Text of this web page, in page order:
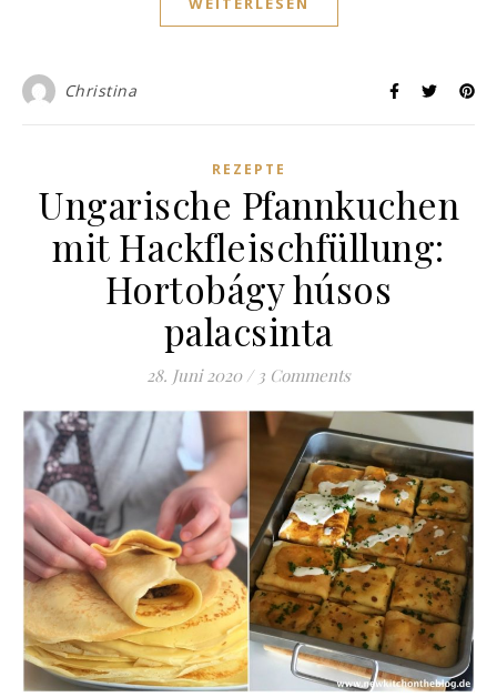
Christina
REZEPTE
Ungarische Pfannkuchen
mit Hackfleischfüllung:
Hortobágy húsos
palacsinta
28. Juni 2020 / 3 Comments